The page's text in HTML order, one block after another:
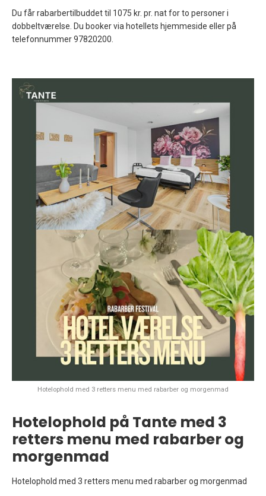
Du får rabarbertilbuddet til 1075 kr. pr. nat for to personer i
dobbeltværelse. Du booker via hotellets hjemmeside eller på
telefonnummer 97820200.
Hotelophold med 3 retters menu med rabarber og morgenmad
Hotelophold på Tante med 3
retters menu med rabarber og
morgenmad
Hotelophold med 3 retters menu med rabarber og morgenmad